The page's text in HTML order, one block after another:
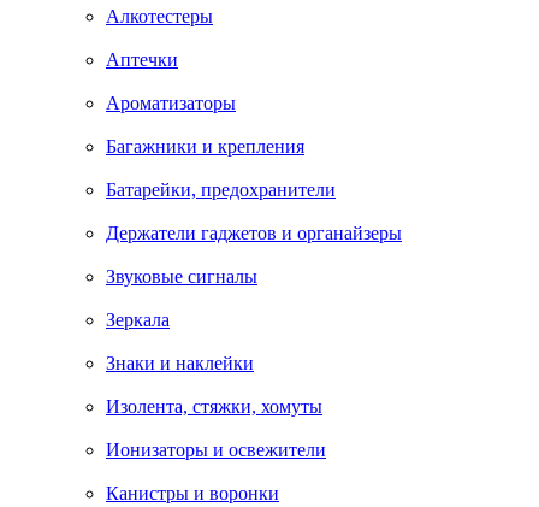
Алкотестеры
Аптечки
Ароматизаторы
Багажники и крепления
Батарейки, предохранители
Держатели гаджетов и органайзеры
Звуковые сигналы
Зеркала
Знаки и наклейки
Изолента, стяжки, хомуты
Ионизаторы и освежители
Канистры и воронки